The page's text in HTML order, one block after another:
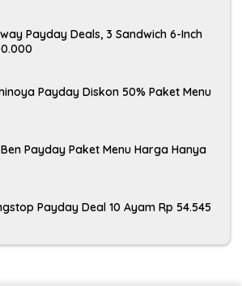
Payday Deals, 3 Sandwich 6-Inch
Payday Diskon 50% Paket Menu
Payday Paket Menu Harga Hanya
Payday Deal 10 Ayam Rp 54.545